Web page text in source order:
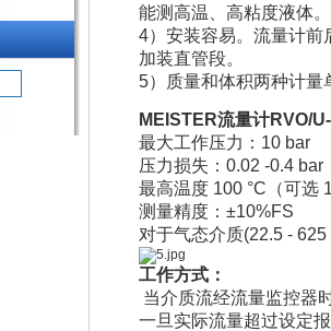
能测高温、高粘度液体。
4）安装容易。流量计前
加装直管段。
5）质量和体积两种计量
MEISTER流量计RVO/
最大工作压力：10 bar
压力损失：0.02 -0.4 bar
最高温度 100 °C（可选
测量精度：±10%FS
对于气态介质(22.5 -
工作方式：
当介质流经流量监控器
一旦实际流量超过设定